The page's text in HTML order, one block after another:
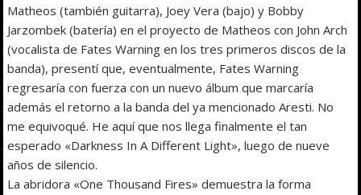
Matheos (también guitarra), Joey Vera (bajo) y Bobby
Jarzombek (batería) en el proyecto de Matheos con John Arch
(vocalista de Fates Warning en los tres primeros discos de la
banda), presentí que, eventualmente, Fates Warning
regresaría con fuerza con un nuevo álbum que marcaría
además el retorno a la banda del ya mencionado Aresti. No
me equivoqué. He aquí que nos llega finalmente el tan
esperado «Darkness In A Different Light», luego de nueve
años de silencio.
La abridora «One Thousand Fires» demuestra la forma